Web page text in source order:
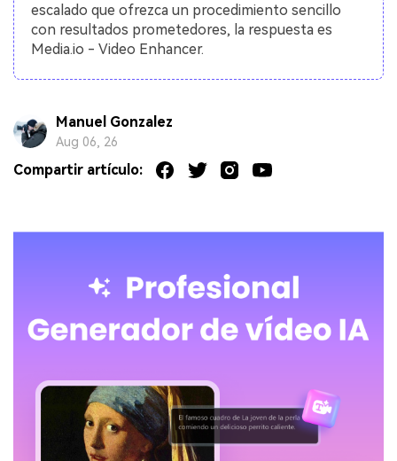
escalado que ofrezca un procedimiento sencillo
con resultados prometedores, la respuesta es
Media.io - Video Enhancer.
Manuel Gonzalez
Aug 06, 26
Compartir artículo: